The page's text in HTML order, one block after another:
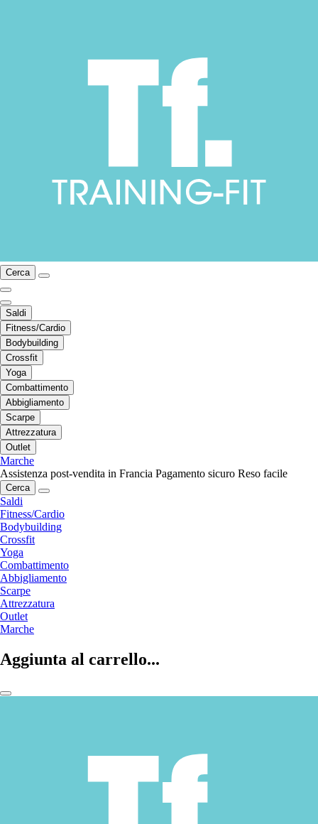
Cerca
Saldi
Fitness/Cardio
Bodybuilding
Crossfit
Yoga
Combattimento
Abbigliamento
Scarpe
Attrezzatura
Outlet
Marche
Assistenza post-vendita in Francia Pagamento sicuro Reso facile
Cerca
Saldi
Fitness/Cardio
Bodybuilding
Crossfit
Yoga
Combattimento
Abbigliamento
Scarpe
Attrezzatura
Outlet
Marche
Aggiunta al carrello...